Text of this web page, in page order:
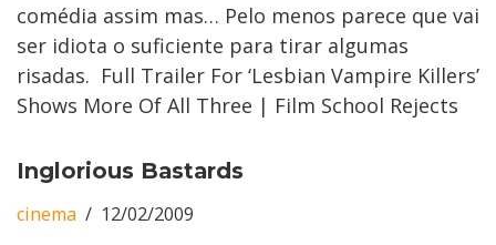
comédia assim mas… Pelo menos parece que vai
ser idiota o suficiente para tirar algumas
risadas. Full Trailer For ‘Lesbian Vampire Killers’
Shows More Of All Three | Film School Rejects
Inglorious Bastards
cinema 12/02/2009